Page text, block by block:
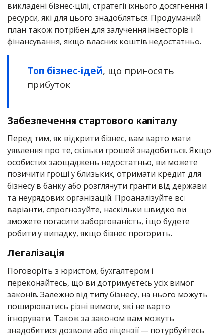
викладені бізнес-цілі, стратегії їхнього досягнення і
ресурси, які для цього знадобляться. Продуманий
план також потрібен для залучення інвесторів і
фінансування, якщо власних коштів недостатньо.
Топ бізнес-ідей, що приносять
прибуток
Забезпечення стартового капіталу
Перед тим, як відкрити бізнес, вам варто мати
уявлення про те, скільки грошей знадобиться. Якщо
особистих заощаджень недостатньо, ви можете
позичити гроші у близьких, отримати кредит для
бізнесу в банку або розглянути гранти від держави
та неурядових організацій. Проаналізуйте всі
варіанти, спрогнозуйте, наскільки швидко ви
зможете погасити заборгованість, і що будете
робити у випадку, якщо бізнес прогорить.
Легалізація
Поговоріть з юристом, бухгалтером і
переконайтесь, що ви дотримуєтесь усіх вимог
законів. Залежно від типу бізнесу, на нього можуть
поширюватись різні вимоги, які не варто
ігнорувати. Також за законом вам можуть
знадобитися дозволи або ліцензії — потурбуйтесь